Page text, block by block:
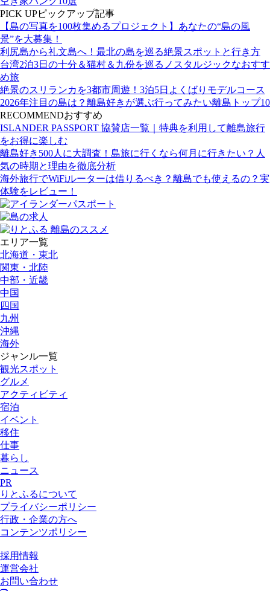
PICK UPピックアップ記事
【島の写真を100枚集めるプロジェクト】あなたの“島の風
景”を大募集！
利尻島から礼文島へ！最北の島を巡る絶景スポットと行き方
台湾2泊3日の十分＆猫村＆九份を巡るノスタルジックなおすす
め旅
絶景のスリランカを3都市周遊！3泊5日よくばりモデルコース
2026年注目の島は？離島好きが選ぶ行ってみたい離島トップ10
RECOMMENDおすすめ
ISLANDER PASSPORT 協賛店一覧｜特典を利用して離島旅行
をお得に楽しむ
離島好き500人に大調査！島旅に行くなら何月に行きたい？人
気の時期と理由を徹底分析
海外旅行でWiFiルーターは借りるべき？離島でも使えるの？実
体験をレビュー！
エリア一覧
北海道・東北
関東・北陸
中部・近畿
中国
四国
九州
沖縄
海外
ジャンル一覧
観光スポット
グルメ
アクティビティ
宿泊
イベント
移住
仕事
暮らし
ニュース
PR
りとふるについて
プライバシーポリシー
行政・企業の方へ
コンテンツポリシー
採用情報
運営会社
お問い合わせ